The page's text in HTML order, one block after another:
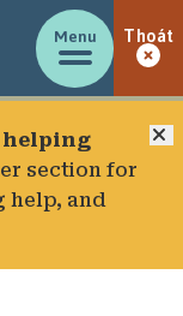
Menu Thoát
helping
section for
help, and